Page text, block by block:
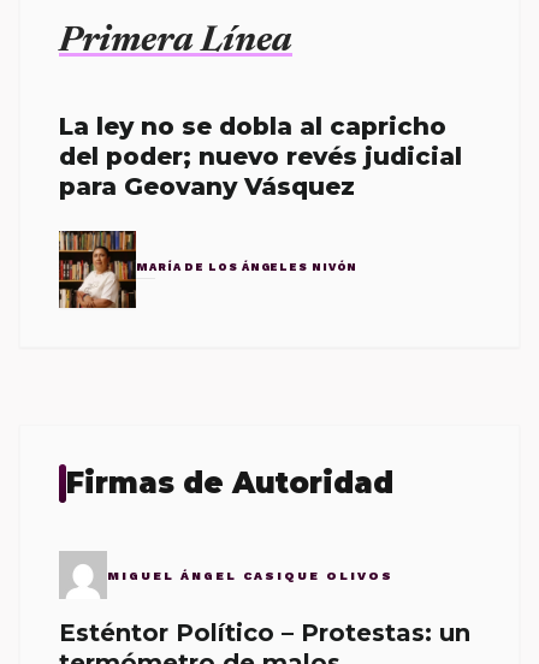
Primera Línea
La ley no se dobla al capricho
del poder; nuevo revés judicial
para Geovany Vásquez
MARÍA DE LOS ÁNGELES NIVÓN
Firmas de Autoridad
MIGUEL ÁNGEL CASIQUE OLIVOS
Esténtor Político – Protestas: un